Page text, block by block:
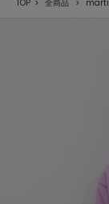
TOP 全商品